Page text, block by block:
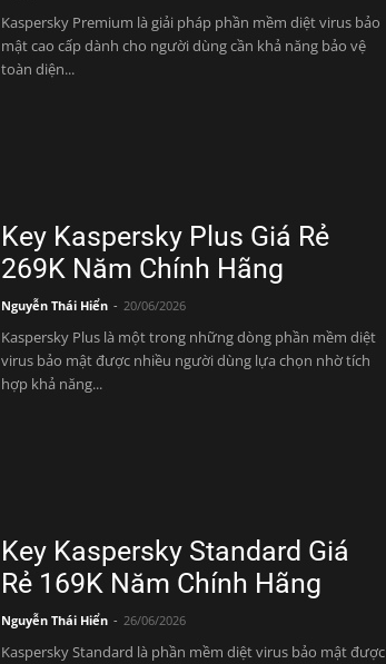
Kaspersky Premium là giải pháp phần mềm diệt virus bảo
mật cao cấp dành cho người dùng cần khả năng bảo vệ
toàn diện...
Key Kaspersky Plus Giá Rẻ
269K Năm Chính Hãng
Nguyễn Thái Hiển - 20/06/2026
Kaspersky Plus là một trong những dòng phần mềm diệt
virus bảo mật được nhiều người dùng lựa chọn nhờ tích
hợp khả năng...
Key Kaspersky Standard Giá
Rẻ 169K Năm Chính Hãng
Nguyễn Thái Hiển - 26/06/2026
Kaspersky Standard là phần mềm diệt virus bảo mật được